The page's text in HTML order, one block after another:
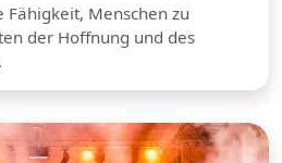
Menschen zu
der Hoffnung und des